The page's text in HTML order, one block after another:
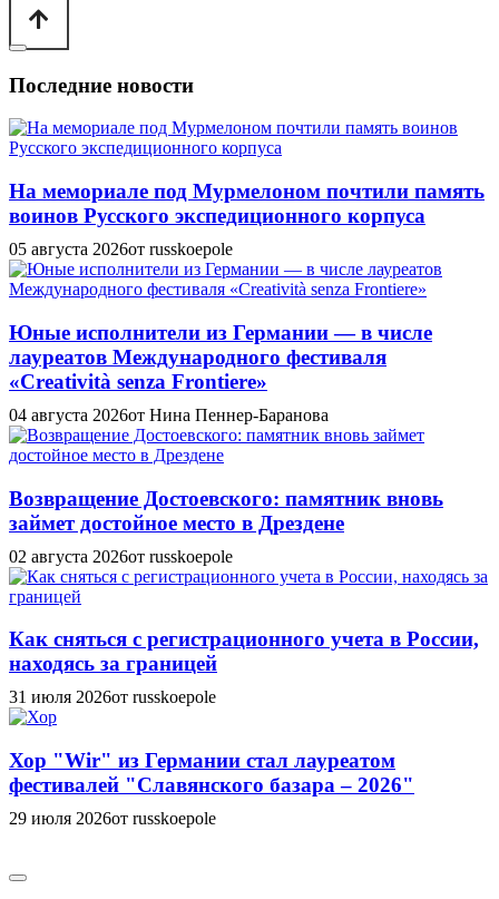
Последние новости
На мемориале под Мурмелоном почтили память
воинов Русского экспедиционного корпуса
05 августа 2026от russkoepole
Юные исполнители из Германии — в числе
лауреатов Международного фестиваля
«Creatività senza Frontiere»
04 августа 2026от Нина Пеннер-Баранова
Возвращение Достоевского: памятник вновь
займет достойное место в Дрездене
02 августа 2026от russkoepole
Как сняться с регистрационного учета в России,
находясь за границей
31 июля 2026от russkoepole
Хор "Wir" из Германии стал лауреатом
фестивалей "Славянского базара – 2026"
29 июля 2026от russkoepole